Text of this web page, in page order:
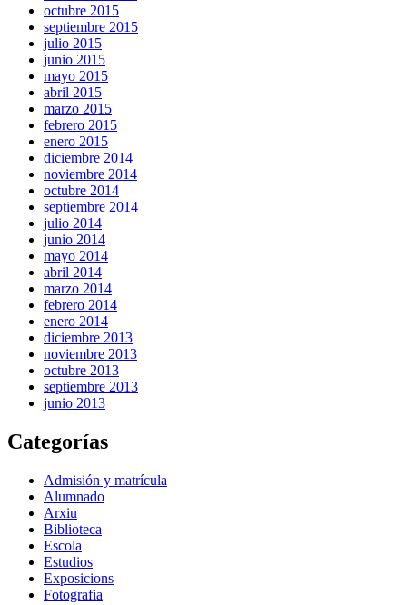
octubre 2015
septiembre 2015
julio 2015
junio 2015
mayo 2015
abril 2015
marzo 2015
febrero 2015
enero 2015
diciembre 2014
noviembre 2014
octubre 2014
septiembre 2014
julio 2014
junio 2014
mayo 2014
abril 2014
marzo 2014
febrero 2014
enero 2014
diciembre 2013
noviembre 2013
octubre 2013
septiembre 2013
junio 2013
Categorías
Admisión y matrícula
Alumnado
Arxiu
Biblioteca
Escola
Estudios
Exposicions
Fotografia